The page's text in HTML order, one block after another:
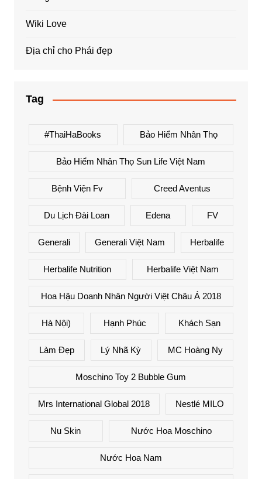
Wiki Love
Địa chỉ cho Phái đẹp
Tag
#ThaiHaBooks Bảo Hiểm Nhân Thọ
Bảo Hiểm Nhân Thọ Sun Life Việt Nam
Bệnh Viện Fv Creed Aventus
Du Lịch Đài Loan Edena FV
Generali Generali Việt Nam Herbalife
Herbalife Nutrition Herbalife Việt Nam
Hoa Hậu Doanh Nhân Người Việt Châu Á 2018
Hà Nội) Hạnh Phúc Khách Sạn
Làm Đẹp Lý Nhã Kỳ MC Hoàng Ny
Moschino Toy 2 Bubble Gum
Mrs International Global 2018 Nestlé MILO
Nu Skin Nước Hoa Moschino
Nước Hoa Nam